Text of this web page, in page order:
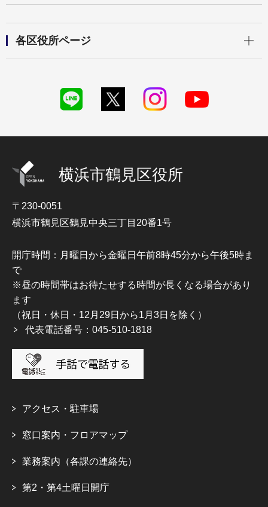
各区役所ページ
横浜市鶴見区役所
〒230-0051
横浜市鶴見区鶴見中央三丁目20番1号
開庁時間：月曜日から金曜日午前8時45分から午後5時ま
で
※昼の時間帯はお待たせする時間が長くなる場合があり
ます
（祝日・休日・12月29日から1月3日を除く）
代表電話番号：045-510-1818
アクセス・駐車場
窓口案内・フロアマップ
業務案内（各課の連絡先）
第2・第4土曜日開庁